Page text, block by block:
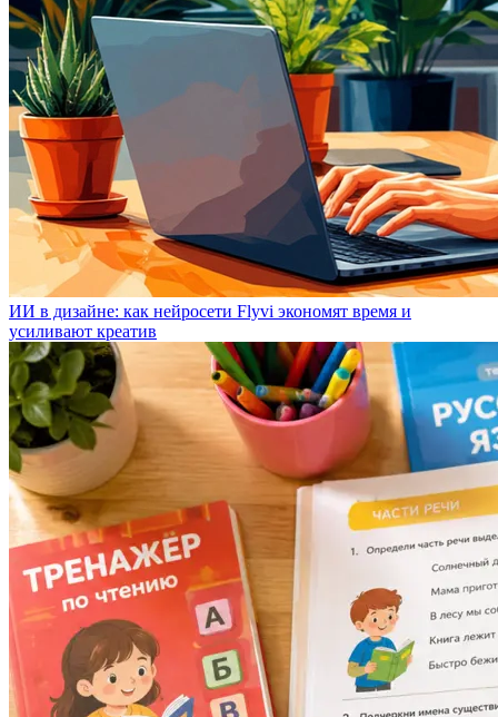
ИИ в дизайне: как нейросети Flyvi экономят время и
усиливают креатив